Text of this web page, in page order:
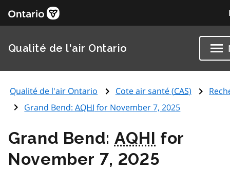
Qualité de l'air Ontario
Qualité de l'air Ontario Cote air santé (CAS)
Grand Bend:AQHI for November 7, 2025
Grand Bend: AQHI for
November 7, 2025